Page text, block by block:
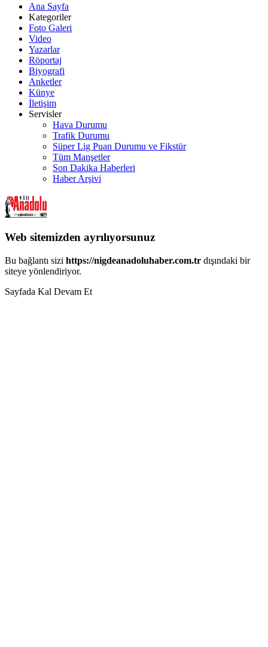
Ana Sayfa
Kategoriler
Foto Galeri
Video
Yazarlar
Röportaj
Biyografi
Anketler
Künye
İletişim
Servisler
Hava Durumu
Trafik Durumu
Süper Lig Puan Durumu ve Fikstür
Tüm Manşetler
Son Dakika Haberleri
Haber Arşivi
Web sitemizden ayrılıyorsunuz
Bu bağlantı sizi https://nigdeanadoluhaber.com.tr dışındaki bir
siteye yönlendiriyor.
Sayfada Kal Devam Et